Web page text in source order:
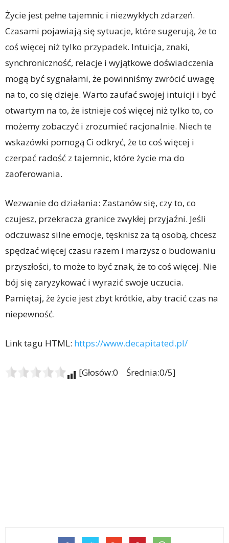
Życie jest pełne tajemnic i niezwykłych zdarzeń.
Czasami pojawiają się sytuacje, które sugerują, że to
coś więcej niż tylko przypadek. Intuicja, znaki,
synchroniczność, relacje i wyjątkowe doświadczenia
mogą być sygnałami, że powinniśmy zwrócić uwagę
na to, co się dzieje. Warto zaufać swojej intuicji i być
otwartym na to, że istnieje coś więcej niż tylko to, co
możemy zobaczyć i zrozumieć racjonalnie. Niech te
wskazówki pomogą Ci odkryć, że to coś więcej i
czerpać radość z tajemnic, które życie ma do
zaoferowania.
Wezwanie do działania: Zastanów się, czy to, co
czujesz, przekracza granice zwykłej przyjaźni. Jeśli
odczuwasz silne emocje, tęsknisz za tą osobą, chcesz
spędzać więcej czasu razem i marzysz o budowaniu
przyszłości, to może to być znak, że to coś więcej. Nie
bój się zaryzykować i wyrazić swoje uczucia.
Pamiętaj, że życie jest zbyt krótkie, aby tracić czas na
niepewność.
Link tagu HTML: https://www.decapitated.pl/
[Głosów:0 Średnia:0/5]